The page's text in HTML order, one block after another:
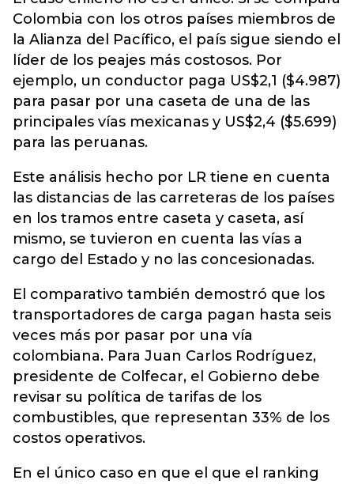
Colombia con los otros países miembros de
la Alianza del Pacífico, el país sigue siendo el
líder de los peajes más costosos. Por
ejemplo, un conductor paga US$2,1 ($4.987)
para pasar por una caseta de una de las
principales vías mexicanas y US$2,4 ($5.699)
para las peruanas.
Este análisis hecho por LR tiene en cuenta
las distancias de las carreteras de los países
en los tramos entre caseta y caseta, así
mismo, se tuvieron en cuenta las vías a
cargo del Estado y no las concesionadas.
El comparativo también demostró que los
transportadores de carga pagan hasta seis
veces más por pasar por una vía
colombiana. Para Juan Carlos Rodríguez,
presidente de Colfecar, el Gobierno debe
revisar su política de tarifas de los
combustibles, que representan 33% de los
costos operativos.
En el único caso en que el que el ranking